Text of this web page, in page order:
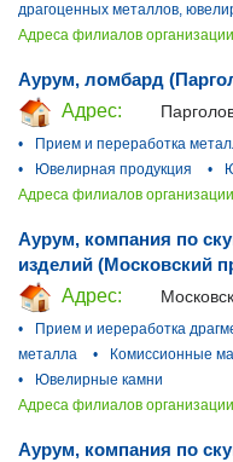
драгоценных металлов,
Адреса филиалов
Аурум, ломбард
Адрес:
•
Прием и переработка
•
Ювелирная продукция •
Адреса филиалов
Аурум, компания по
изделий (Московский
Адрес:
•
Прием и иереработка
металла
• Комиссионные
•
Ювелирные камни
Адреса филиалов
Аурум, компания по